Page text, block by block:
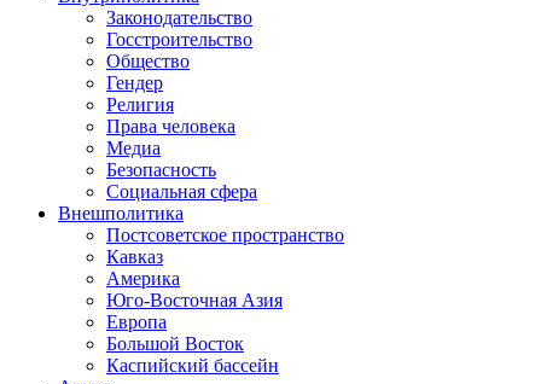
Законодательство
Госстроительство
Общество
Гендер
Религия
Права человека
Медиа
Безопасность
Социальная сфера
Внешполитика
Постсоветское пространство
Кавказ
Америка
Юго-Восточная Азия
Европа
Большой Восток
Каспийский бассейн